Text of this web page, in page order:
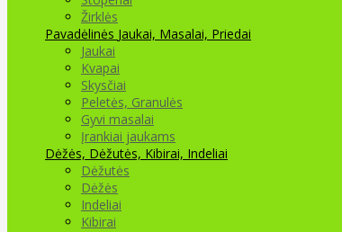
Žirklės
Pavadėlinės Jaukai, Masalai, Priedai
Jaukai
Kvapai
Skysčiai
Peletės, Granulės
Gyvi masalai
Įrankiai jaukams
Dėžės, Dėžutės, Kibirai, Indeliai
Dėžutės
Dėžės
Indeliai
Kibirai